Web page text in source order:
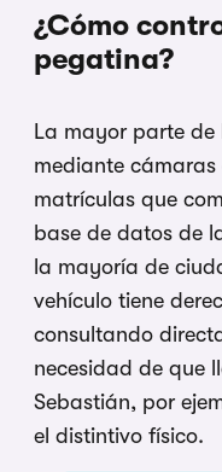
¿Cómo
pegatina?
La mayor parte de
mediante
matrículas que
base de datos de
la mayoría de
vehículo tiene
consultando
necesidad de que
Sebastián, por
el distintivo físico.